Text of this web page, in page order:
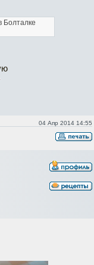
Болталке
04 Апр 2014 14:55